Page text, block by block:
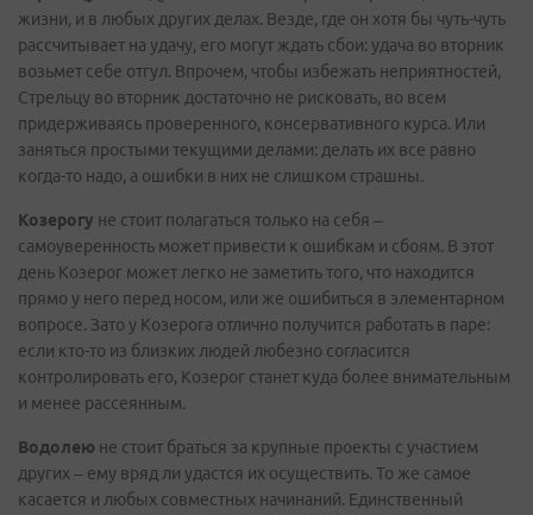
жизни, и в любых других делах. Везде, где он хотя бы чуть-чуть
рассчитывает на удачу, его могут ждать сбои: удача во вторник
возьмет себе отгул. Впрочем, чтобы избежать неприятностей,
Стрельцу во вторник достаточно не рисковать, во всем
придерживаясь проверенного, консервативного курса. Или
заняться простыми текущими делами: делать их все равно
когда-то надо, а ошибки в них не слишком страшны.
Козерогу не стоит полагаться только на себя –
самоуверенность может привести к ошибкам и сбоям. В этот
день Козерог может легко не заметить того, что находится
прямо у него перед носом, или же ошибиться в элементарном
вопросе. Зато у Козерога отлично получится работать в паре:
если кто-то из близких людей любезно согласится
контролировать его, Козерог станет куда более внимательным
и менее рассеянным.
Водолею не стоит браться за крупные проекты с участием
других – ему вряд ли удастся их осуществить. То же самое
касается и любых совместных начинаний. Единственный